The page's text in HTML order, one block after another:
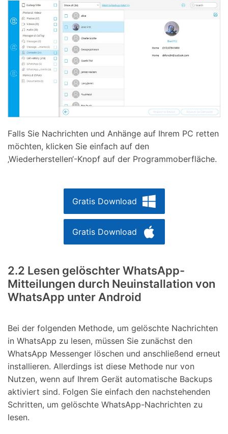
Falls Sie Nachrichten und Anhänge auf Ihrem PC retten
möchten, klicken Sie einfach auf den
‚Wiederherstellen‘-Knopf auf der Programmoberfläche.
Gratis Download
Gratis Download
2.2 Lesen gelöschter WhatsApp-
Mitteilungen durch Neuinstallation von
WhatsApp unter Android
Bei der folgenden Methode, um gelöschte Nachrichten
in WhatsApp zu lesen, müssen Sie zunächst den
WhatsApp Messenger löschen und anschließend erneut
installieren. Allerdings ist diese Methode nur von
Nutzen, wenn auf Ihrem Gerät automatische Backups
aktiviert sind. Folgen Sie einfach den nachstehenden
Schritten, um gelöschte WhatsApp-Nachrichten zu
lesen.